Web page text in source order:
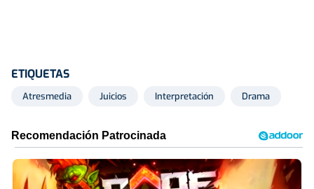
ETIQUETAS
Atresmedia Juicios Interpretación Drama